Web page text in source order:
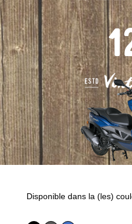
Disponible dans la (les)